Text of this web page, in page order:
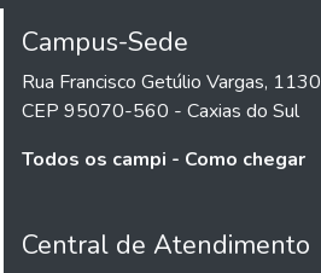
Campus-Sede
Rua Francisco Getúlio Vargas, 1130
CEP 95070-560 - Caxias do Sul
Todos os campi - Como chegar
Central de Atendimento